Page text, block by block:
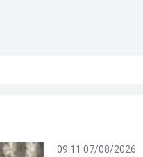
09:11 07/08/2026